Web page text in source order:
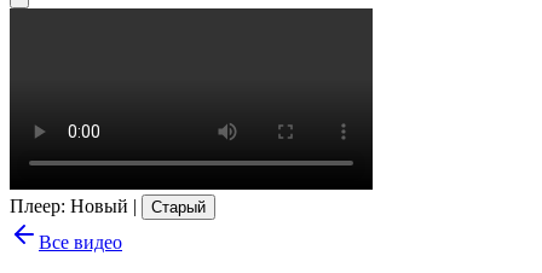
Плеер: Новый | Старый
Все видео